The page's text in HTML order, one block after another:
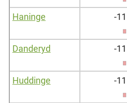
Haninge -11
Danderyd -11
Huddinge -11